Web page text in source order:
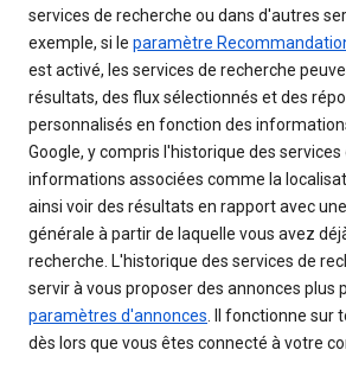
services de recherche ou dans d'autres
exemple, si le paramètre
est activé, les services de recherche
résultats, des flux sélectionnés et des
personnalisés en fonction des
Google, y compris l'historique des
informations associées comme la
ainsi voir des résultats en rapport avec
générale à partir de laquelle vous avez
recherche. L'historique des services de
servir à vous proposer des annonces plus
paramètres d'annonces. Il fonctionne sur
dès lors que vous êtes connecté à votre